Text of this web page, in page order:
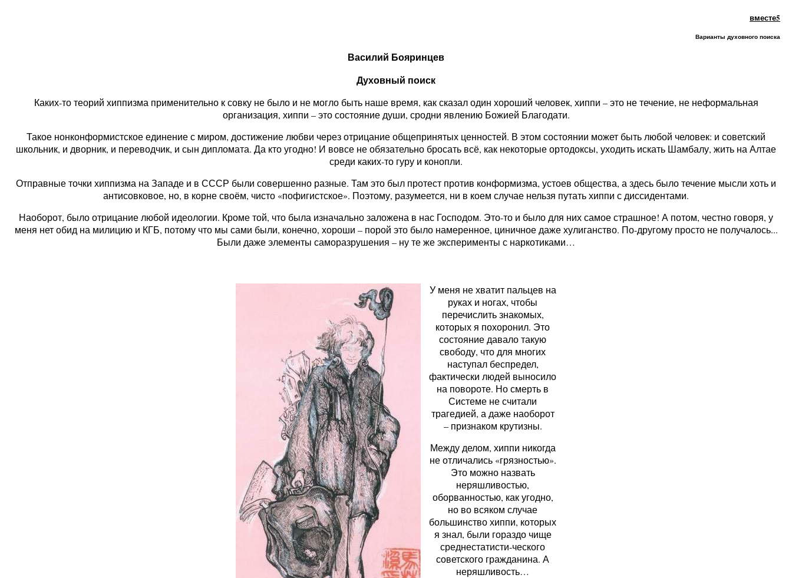
вместе5
Варианты духовного поиска
Василий Бояринцев
Духовный поиск
Каких-то теорий хиппизма применительно к совку не было и не могло быть наше время, как сказал один хороший человек, хиппи – это не течение, не неформальная
организация, хиппи – это состояние души, сродни явлению Божией Благодати.
Такое нонконформистское единение с миром, достижение любви через отрицание общепринятых ценностей. В этом состоянии может быть любой человек: и советский
школьник, и дворник, и переводчик, и сын дипломата. Да кто угодно! И вовсе не обязательно бросать всё, как некоторые ортодоксы, уходить искать Шамбалу, жить на Алтае
среди каких-то гуру и конопли.
Отправные точки хиппизма на Западе и в СССР были совершенно разные. Там это был протест против конформизма, устоев общества, а здесь было течение мысли хоть и
антисовковое, но, в корне своём, чисто «пофигистское». Поэтому, разумеется, ни в коем случае нельзя путать хиппи с диссидентами.
Наоборот, было отрицание любой идеологии. Кроме той, что была изначально заложена в нас Господом. Это-то и было для них самое страшное! А потом, честно говоря, у
меня нет обид на милицию и КГБ, потому что мы сами были, конечно, хороши – порой это было намеренное, циничное даже хулиганство. По-другому просто не получалось...
Были даже элементы саморазрушения – ну те же эксперименты с наркотиками…
У меня не хватит пальцев на
руках и ногах, чтобы
перечислить знакомых,
которых я похоронил. Это
состояние давало такую
свободу, что для многих
наступал беспредел,
фактически людей выносило
на повороте. Но смерть в
Системе не считали
трагедией, а даже наоборот
– признаком крутизны.
Между делом, хиппи никогда
не отличались «грязностью».
Это можно назвать
неряшливостью,
оборванностью, как угодно,
но во всяком случае
большинство хиппи, которых
я знал, были гораздо чище
среднестатисти-ческого
советского гражданина. А
неряшливость…